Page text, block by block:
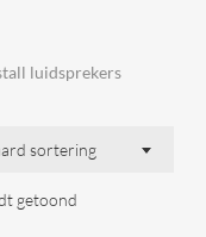
luidsprekers
getoond
sortering